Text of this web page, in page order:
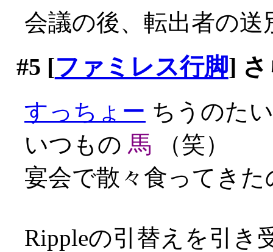
会議の後、転出者の送
#5 [ファミレス行脚]
すっちょー ちうのた
いつもの 馬 （笑）
宴会で散々食ってき
Rippleの引替えを引き